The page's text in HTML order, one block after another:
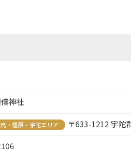
神社
・橿原・宇陀エリア
〒633-1212 宇陀